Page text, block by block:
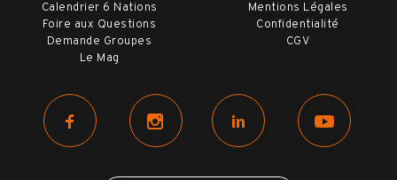
BILLETTERIE
HÔTELS
Calendrier 6 Nations
Foire aux Questions
Demande Groupes
Le Mag
Mentions Légales
Confidentialité
CGV